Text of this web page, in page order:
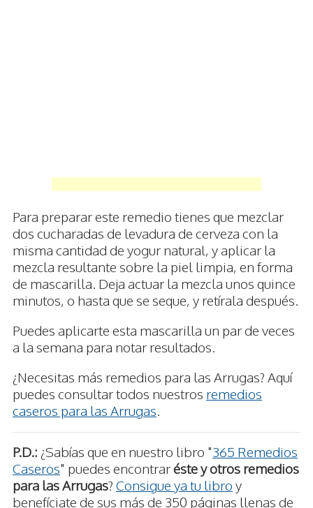
Para preparar este remedio tienes que mezclar
dos cucharadas de levadura de cerveza con la
misma cantidad de yogur natural, y aplicar la
mezcla resultante sobre la piel limpia, en forma
de mascarilla. Deja actuar la mezcla unos quince
minutos, o hasta que se seque, y retírala después.
Puedes aplicarte esta mascarilla un par de veces
a la semana para notar resultados.
¿Necesitas más remedios para las Arrugas? Aquí
puedes consultar todos nuestros remedios
caseros para las Arrugas
P.D.: ¿Sabías que en nuestro libro "365 Remedios
Caseros" puedes encontraréste y otros remedios
para las Arrugas? Consigue ya tu libro y
benefíciate de sus más de 350 páginas llenas de